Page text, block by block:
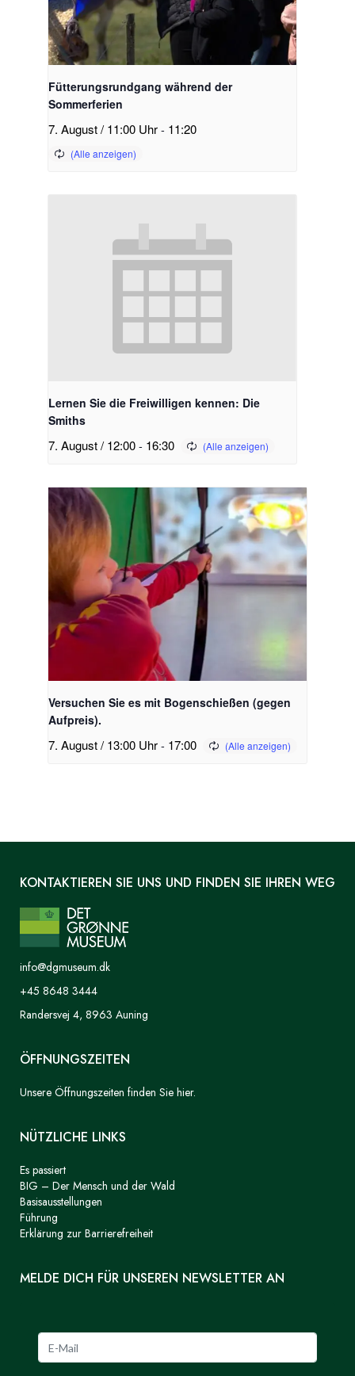
Fütterungsrundgang während der
Sommerferien
7. August / 11:00 Uhr- 11:20
Lernen Sie die Freiwilligen kennen: Die
Smiths
7. August / 12:00- 16:30
Versuchen Sie es mit Bogenschießen (gegen
Aufpreis).
7. August / 13:00 Uhr- 17:00
KONTAKTIEREN SIE UNS UND FINDEN SIE IHREN WEG
info@dgmuseum.dk
+45 8648 3444
Randersvej 4, 8963 Auning
ÖFFNUNGSZEITEN
Unsere Öffnungszeiten finden Sie hier.
NÜTZLICHE LINKS
Es passiert
BIG – Der Mensch und der Wald
Basisausstellungen
Führung
Erklärung zur Barrierefreiheit
MELDE DICH FÜR UNSEREN NEWSLETTER AN